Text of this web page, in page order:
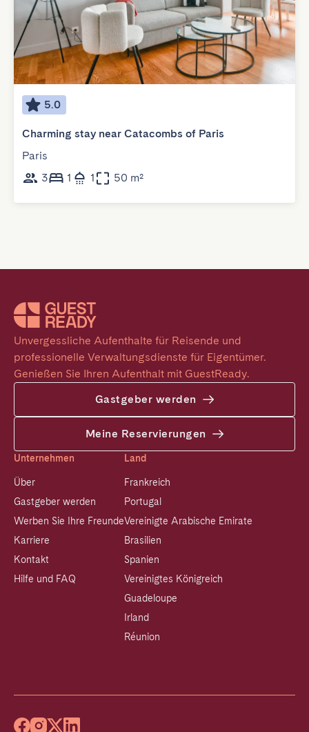
5.0
Charming stay near Catacombs of Paris
Paris
3
1 1 50 m²
Unvergessliche Aufenthalte für Reisende und
professionelle Verwaltungsdienste für Eigentümer.
Genießen Sie Ihren Aufenthalt mit GuestReady.
Gastgeber werden
Meine Reservierungen
Unternehmen
Über
Gastgeber werden
Werben Sie Ihre Freunde
Karriere
Kontakt
Hilfe und FAQ
Land
Frankreich
Portugal
Vereinigte Arabische Emirate
Brasilien
Spanien
Vereinigtes Königreich
Guadeloupe
Irland
Réunion